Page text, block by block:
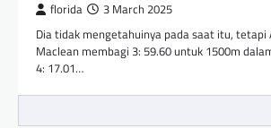
florida 3 March 2025
Dia tidak mengetahuinya pada saat itu,
Maclean membagi 3: 59.60 untuk 1500m
4: 17.01…